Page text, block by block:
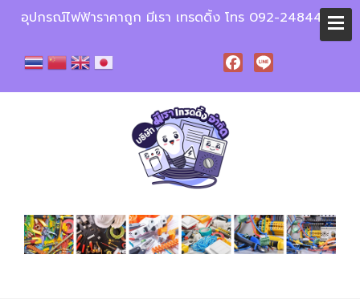
อุปกรณ์ไฟฟ้าราคาถูก มีเรา เทรดดิ้ง โทร 092-2484448